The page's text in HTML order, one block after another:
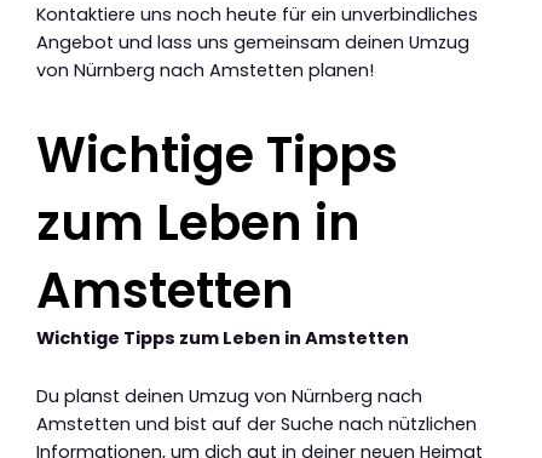
Kontaktiere uns noch heute für ein unverbindliches
Angebot und lass uns gemeinsam deinen Umzug
von Nürnberg nach Amstetten planen!
Wichtige Tipps
zum Leben in
Amstetten
Wichtige Tipps zum Leben in Amstetten
Du planst deinen Umzug von Nürnberg nach
Amstetten und bist auf der Suche nach nützlichen
Informationen, um dich gut in deiner neuen Heimat